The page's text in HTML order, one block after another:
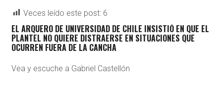
Veces leído este post: 6
EL ARQUERO DE UNIVERSIDAD DE CHILE INSISTIÓ EN QUE EL
PLANTEL NO QUIERE DISTRAERSE EN SITUACIONES QUE
OCURREN FUERA DE LA CANCHA
Vea y escuche a Gabriel Castellón